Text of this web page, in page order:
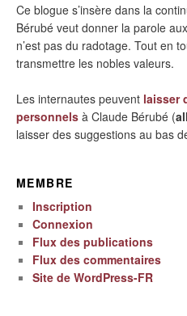
Ce blogue s’insère dans la
Bérubé veut donner la parole
n’est pas du radotage. Tout en
transmettre les nobles valeurs.
Les internautes peuvent laisser
personnels à Claude Bérubé (
laisser des suggestions au bas
MEMBRE
Inscription
Connexion
Flux des publications
Flux des commentaires
Site de WordPress-FR